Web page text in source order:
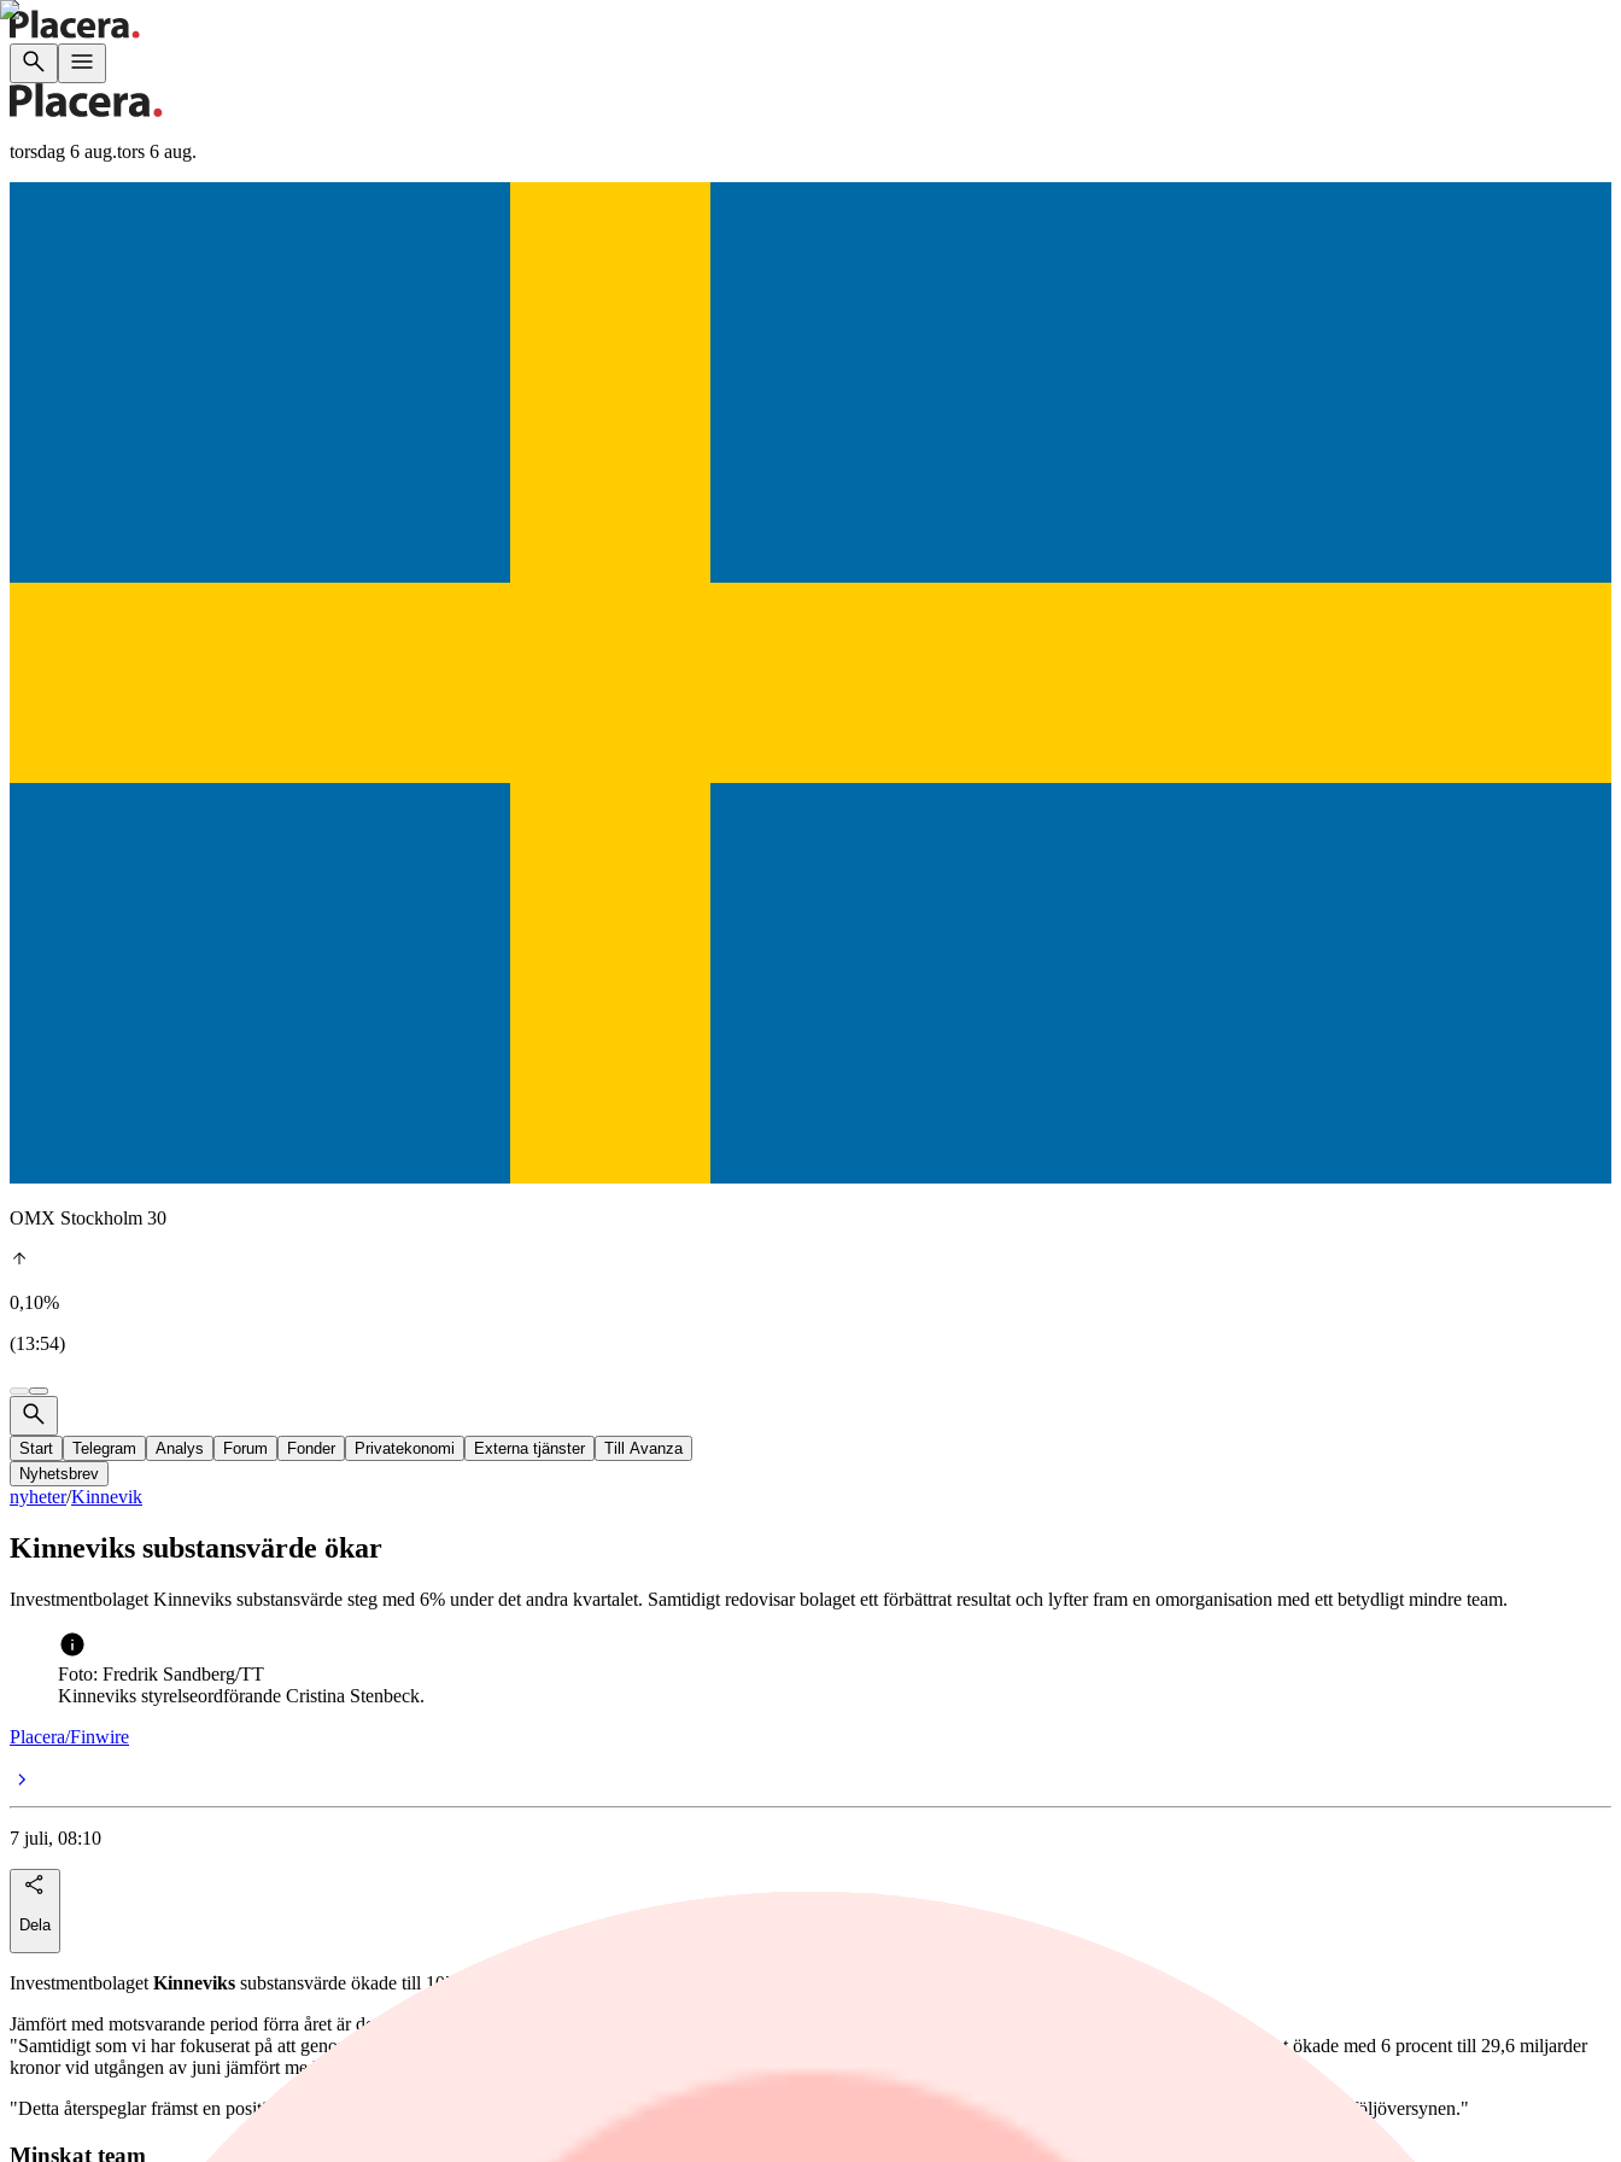
torsdag 6 aug.tors 6 aug.
OMX Stockholm 30
0,10%
(13:54)
Start Telegram Analys Forum Fonder Privatekonomi Externa tjänster
Till Avanza
Nyhetsbrev
nyheter/Kinnevik
Kinneviks substansvärde ökar
Investmentbolaget Kinneviks substansvärde steg med 6% under det andra kvartalet. Samtidigt redovisar bolaget ett förbättrat resultat och lyfter fram en omorganisation med ett betydligt mindre team.
Foto: Fredrik Sandberg/TT
Kinneviks styrelseordförande Cristina Stenbeck.
Placera/Finwire
7 juli, 08:10
Dela
InvestmentbolagetKinneviks substansvärde ökade till 107 kronor per aktie, att jämföra mot 101 kronor vid utgången av föregående kvartal.
Jämfört med motsvarande period förra året är det dock en minskning från 132,87 kronor.
"Samtidigt som vi har fokuserat på att genomföra de förändringar som vi själva kan påverka har marknadsutvecklingen också varit mer positiv under Q2. Substansvärdet ökade med 6 procent till 29,6 miljarder
kronor vid utgången av juni jämfört med utgången av mars, inklusive en positiv valutaeffekt om 1 procent", skriver tillförordnad VD
"Detta återspeglar främst en positiv omvärdering av portföljbolagens noterade jämförelsebolag, vilket delvis motverkades av nedvärderingar av ett antal mindre innehav efter portföljöversynen."
Minskat team